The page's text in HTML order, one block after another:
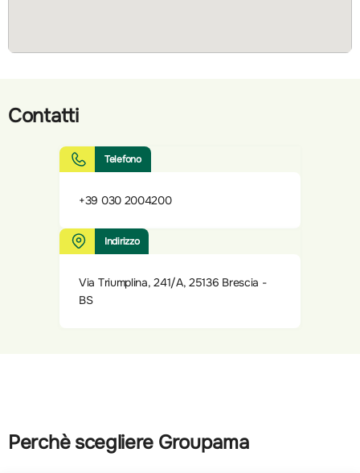
Contatti
Telefono
+39 030 2004200
Indirizzo
Via Triumplina, 241/A, 25136 Brescia -
BS
Perchè scegliere Groupama